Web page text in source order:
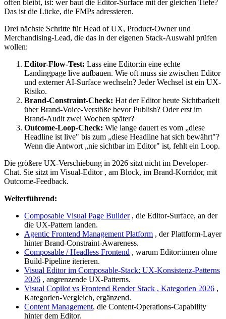
offen bleibt, ist: wer baut die Editor-Surface mit der gleichen Tiefe?
Das ist die Lücke, die FMPs adressieren.
Drei nächste Schritte für Head of UX, Product-Owner und
Merchandising-Lead, die das in der eigenen Stack-Auswahl prüfen
wollen:
Editor-Flow-Test: Lass eine Editor:in eine echte
Landingpage live aufbauen. Wie oft muss sie zwischen Editor
und externer AI-Surface wechseln? Jeder Wechsel ist ein UX-
Risiko.
Brand-Constraint-Check: Hat der Editor heute Sichtbarkeit
über Brand-Voice-Verstöße bevor Publish? Oder erst im
Brand-Audit zwei Wochen später?
Outcome-Loop-Check: Wie lange dauert es vom „diese
Headline ist live" bis zum „diese Headline hat sich bewährt"?
Wenn die Antwort „nie sichtbar im Editor" ist, fehlt ein Loop.
Die größere UX-Verschiebung in 2026 sitzt nicht im Developer-
Chat. Sie sitzt im Visual-Editor , am Block, im Brand-Korridor, mit
Outcome-Feedback.
Weiterführend:
Composable Visual Page Builder, die Editor-Surface, an der
die UX-Pattern landen.
Agentic Frontend Management Platform , der Plattform-Layer
hinter Brand-Constraint-Awareness.
Composable / Headless Frontend , warum Editor:innen ohne
Build-Pipeline iterieren.
Visual Editor im Composable-Stack: UX-Konsistenz-Patterns
2026 , angrenzende UX-Patterns.
Visual Copilot vs Frontend Render Stack , Kategorien 2026 ,
Kategorien-Vergleich, ergänzend.
Content Management, die Content-Operations-Capability
hinter dem Editor.